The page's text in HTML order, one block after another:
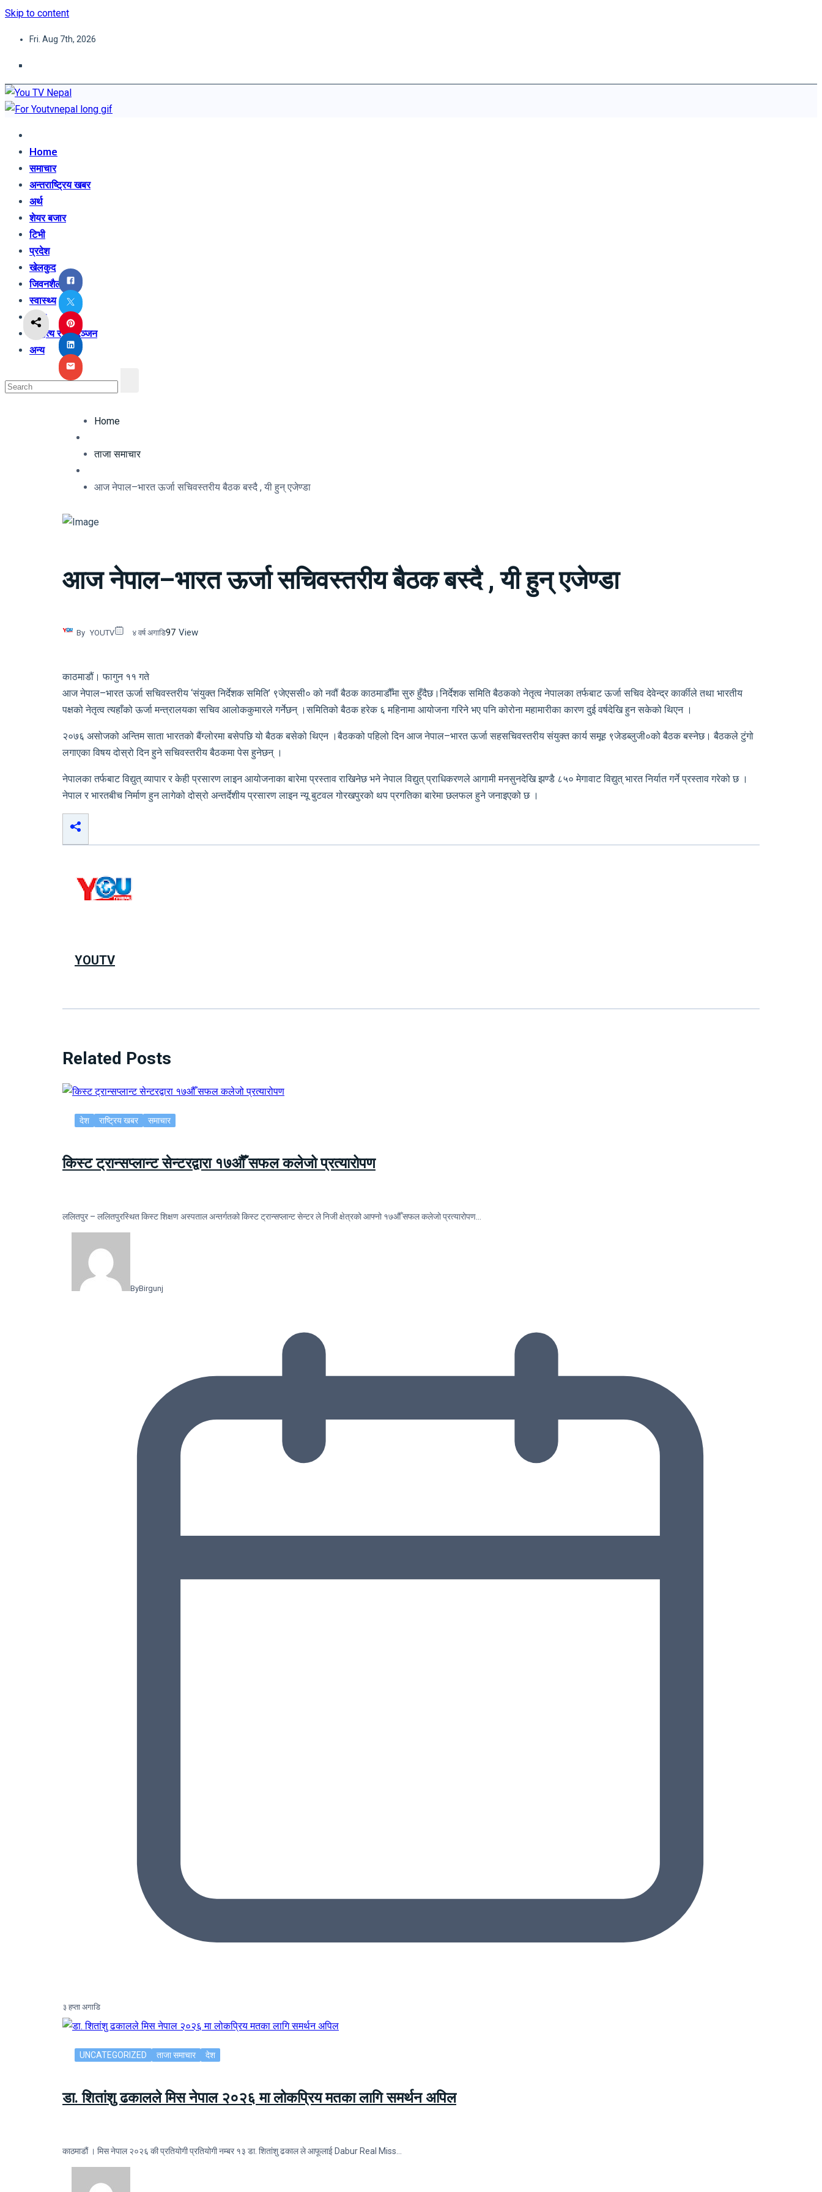
Skip to content
Fri. Aug 7th, 2026
Home
समाचार
अन्तराष्ट्रिय खबर
अर्थ
शेयर बजार
टिभी
प्रदेश
खेलकुद
जिवनशैली
स्वास्थ्य
शिक्षा
साहित्य र मनोरञ्जन
अन्य
Home
ताजा समाचार
आज नेपाल–भारत ऊर्जा सचिवस्तरीय बैठक बस्दै , यी हुन् एजेण्डा
आज नेपाल–भारत ऊर्जा सचिवस्तरीय बैठक बस्दै , यी हुन् एजेण्डा
By YOUTV ४ वर्ष अगाडि97 View
काठमाडौं। फागुन ११ गते
आज नेपाल–भारत ऊर्जा सचिवस्तरीय ‘संयुक्त निर्देशक समिति’ ९जेएससी० को नवौं बैठक काठमाडौँमा सुरु हुँदैछ।निर्देशक समिति बैठकको नेतृत्व नेपालका तर्फबाट ऊर्जा सचिव देवेन्द्र कार्कीले तथा भारतीय
पक्षको नेतृत्व त्यहाँको ऊर्जा मन्त्रालयका सचिव आलोककुमारले गर्नेछन् ।समितिको बैठक हरेक ६ महिनामा आयोजना गरिने भए पनि कोरोना महामारीका कारण दुई वर्षदेखि हुन सकेको थिएन ।
२०७६ असोजको अन्तिम साता भारतको बैंग्लोरमा बसेपछि यो बैठक बसेको थिएन ।बैठकको पहिलो दिन आज नेपाल–भारत ऊर्जा सहसचिवस्तरीय संयुक्त कार्य समूह ९जेडब्लुजी०को बैठक बस्नेछ। बैठकले टुंगो
लगाएका विषय दोस्रो दिन हुने सचिवस्तरीय बैठकमा पेस हुनेछन् ।
नेपालका तर्फबाट विद्युत् व्यापार र केही प्रसारण लाइन आयोजनाका बारेमा प्रस्ताव राखिनेछ भने नेपाल विद्युत् प्राधिकरणले आगामी मनसुनदेखि झण्डै ८५० मेगावाट विद्युत् भारत निर्यात गर्ने प्रस्ताव गरेको छ ।
नेपाल र भारतबीच निर्माण हुन लागेको दोस्रो अन्तर्देशीय प्रसारण लाइन न्यू बुटवल गोरखपुरको थप प्रगतिका बारेमा छलफल हुने जनाइएको छ ।
YOUTV
Related Posts
देश राष्ट्रिय खबर समाचार
किस्ट ट्रान्सप्लान्ट सेन्टरद्वारा १७औँ सफल कलेजो प्रत्यारोपण
ललितपुर – ललितपुरस्थित किस्ट शिक्षण अस्पताल अन्तर्गतको किस्ट ट्रान्सप्लान्ट सेन्टर ले निजी क्षेत्रको आफ्नो १७औँ सफल कलेजो प्रत्यारोपण…
ByBirgunj
३ हप्ता अगाडि
UNCATEGORIZED ताजा समाचार देश
डा. शितांशु ढकालले मिस नेपाल २०२६ मा लोकप्रिय मतका लागि समर्थन अपिल
काठमाडौं । मिस नेपाल २०२६ की प्रतियोगी प्रतियोगी नम्बर १३ डा. शितांशु ढकाल ले आफूलाई Dabur Real Miss…